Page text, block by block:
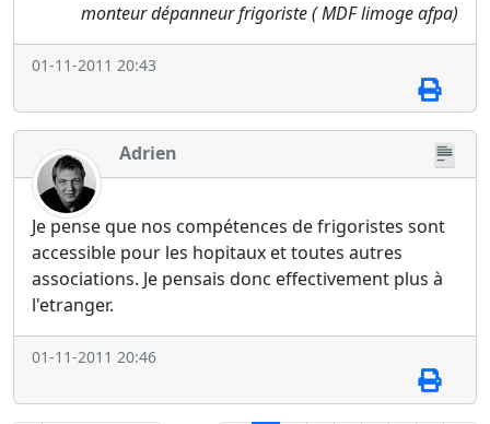
monteur dépanneur frigoriste ( MDF limoge afpa)
01-11-2011 20:43
Adrien
Je pense que nos compétences de frigoristes sont
accessible pour les hopitaux et toutes autres
associations. Je pensais donc effectivement plus à
l'etranger.
01-11-2011 20:46